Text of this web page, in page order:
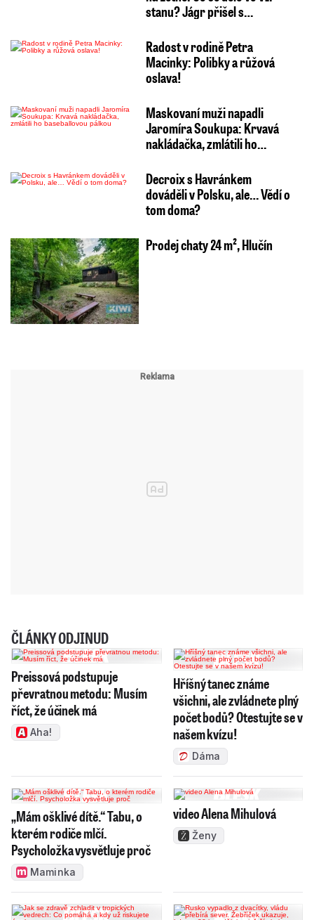
stanu? Jágr přišel s…
Radost v rodině Petra
Macinky: Polibky a růžová
oslava!
Maskovaní muži napadli
Jaromíra Soukupa: Krvavá
nakládačka, zmlátili ho…
Decroix s Havránkem
dováděli v Polsku, ale… Vědí o
tom doma?
Prodej chaty 24 m², Hlučín
ČLÁNKY ODJINUD
Preissová podstupuje
převratnou metodu: Musím
říct, že účinek má
Aha!
Hříšný tanec známe
všichni, ale zvládnete plný
počet bodů? Otestujte se v
našem kvízu!
Dáma
„Mám ošklivé dítě.“ Tabu, o
kterém rodiče mlčí.
Psycholožka vysvětluje proč
Maminka
video Alena Mihulová
Ženy